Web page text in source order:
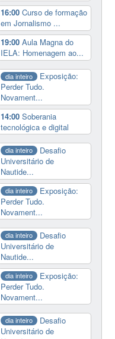
16:00Curso de formação
em Jornalismo ...
19:00Aula Magna do
IELA: Homenagem ao...
dia inteiro
Exposição:
Perder Tudo.
Novament...
14:00Soberania
tecnológica e digital
dia inteiro
Desafio
Universitário de
Nautide...
dia inteiro
Exposição:
Perder Tudo.
Novament...
dia inteiro
Desafio
Universitário de
Nautide...
dia inteiro
Exposição:
Perder Tudo.
Novament...
dia inteiro
Desafio
Universitário de